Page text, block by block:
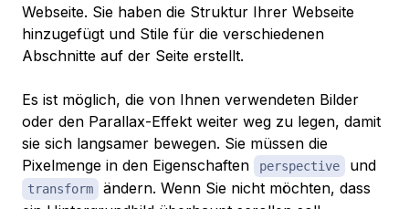
Webseite. Sie haben die Struktur Ihrer Webseite
hinzugefügt und Stile für die verschiedenen
Abschnitte auf der Seite erstellt.
Es ist möglich, die von Ihnen verwendeten Bilder
oder den Parallax-Effekt weiter weg zu legen, damit
sie sich langsamer bewegen. Sie müssen die
Pixelmenge in den Eigenschaften
perspective und
transform
ändern. Wenn Sie nicht möchten, dass